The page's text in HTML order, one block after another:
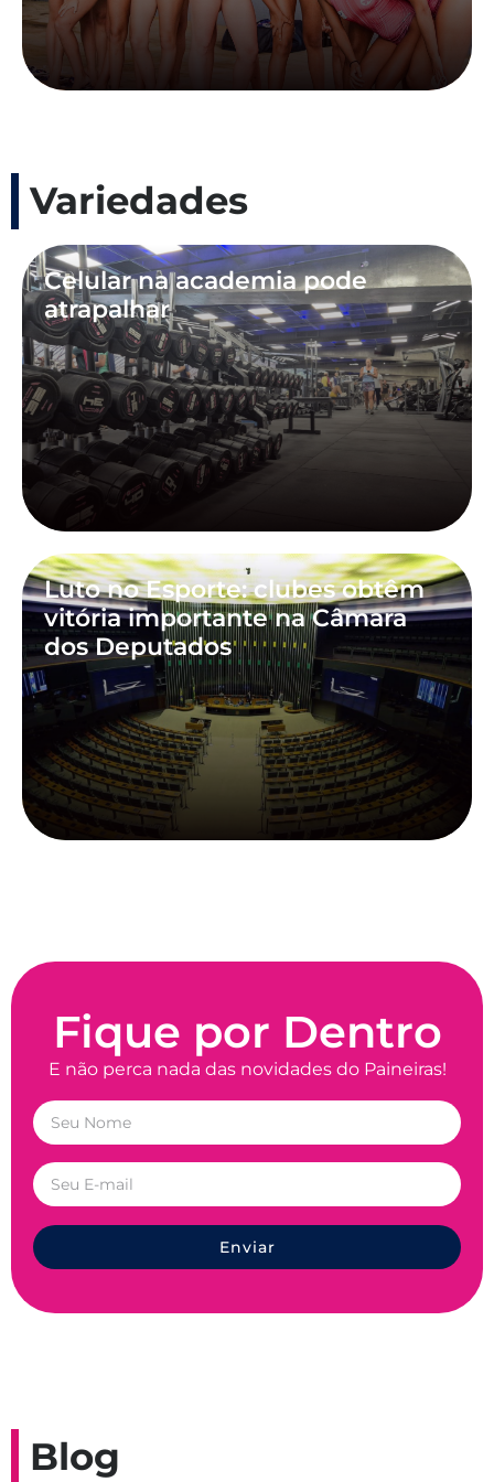
Variedades
Celular na academia pode
atrapalhar
Luto no Esporte: clubes obtêm
vitória importante na Câmara
dos Deputados
Fique por Dentro
E não perca nada das novidades do Paineiras!
Enviar
Blog